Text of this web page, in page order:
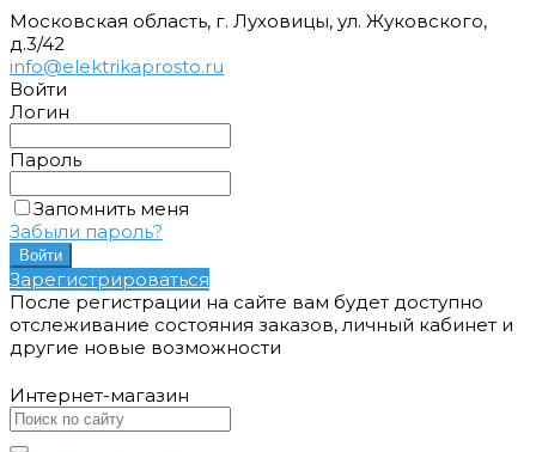
Московская область, г. Луховицы, ул. Жуковского,
д.3/42
info@elektrikaprosto.ru
Войти
Логин
Пароль
Запомнить меня
Забыли пароль?
Зарегистрироваться
После регистрации на сайте вам будет доступно
отслеживание состояния заказов, личный кабинет и
другие новые возможности
Интернет-магазин